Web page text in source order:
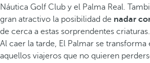
Náutica Golf Club y el Palma Real.
gran atractivo la posibilidad de nadar
de cerca a estas sorprendentes criaturas.
Al caer la tarde, El Palmar se transforma
aquellos viajeros que no quieren